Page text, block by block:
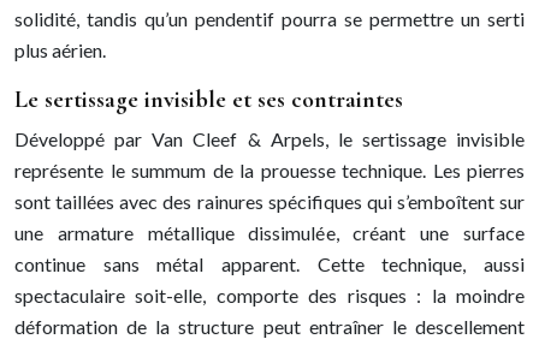
solidité, tandis qu’un pendentif pourra se permettre un serti
plus aérien.
Le sertissage invisible et ses contraintes
Développé par Van Cleef & Arpels, le sertissage invisible
représente le summum de la prouesse technique. Les pierres
sont taillées avec des rainures spécifiques qui s’emboîtent sur
une armature métallique dissimulée, créant une surface
continue sans métal apparent. Cette technique, aussi
spectaculaire soit-elle, comporte des risques : la moindre
déformation de la structure peut entraîner le descellement